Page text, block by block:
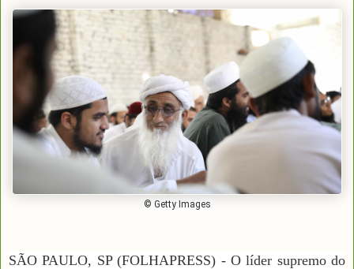
© Getty Images
SÃO PAULO, SP (FOLHAPRESS) - O líder supremo do